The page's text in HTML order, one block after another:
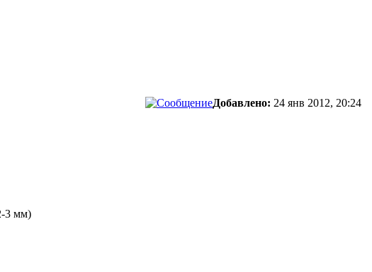
Добавлено: 24 янв 2012, 20:24
3 мм)